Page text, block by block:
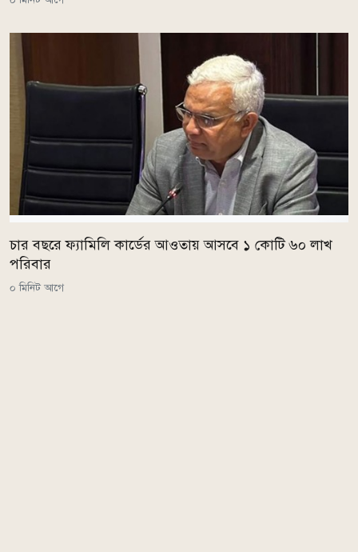
চার বছরে ফ্যামিলি কার্ডের আওতায় আসবে ১ কোটি ৬০ লাখ
পরিবার
০ মিনিট আগে